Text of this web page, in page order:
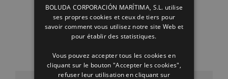
ENGLISH
FRENCH
BOLUDA CORPORACIÓN MARÍTIMA, S.L. utilise
ses propres cookies et ceux de tiers pour
savoir comment vous utilisez notre site Web et
pour établir des statistiques.
Vous pouvez accepter tous les cookies en
cliquant sur le bouton "Accepter les cookies",
refuser leur utilisation en cliquant sur